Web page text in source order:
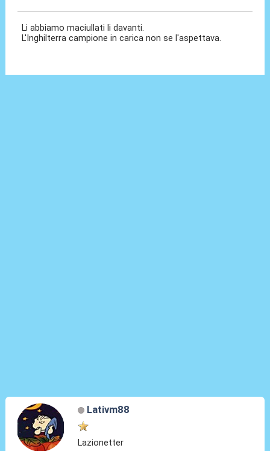
Li abbiamo maciullati li davanti.
L'Inghilterra campione in carica non se l'aspettava.
Lativm88
Lazionetter